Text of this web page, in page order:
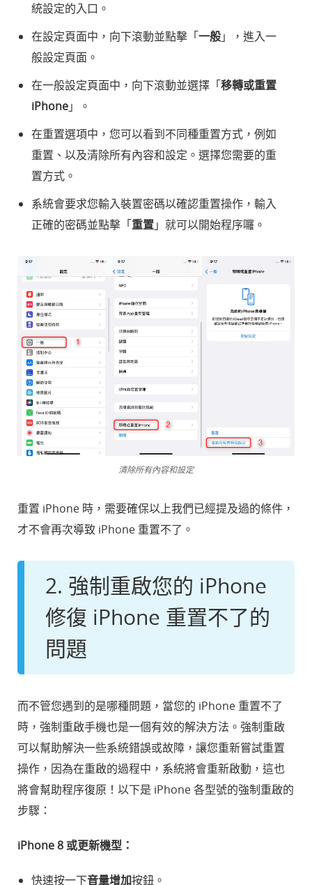
統設定的入口。
在設定頁面中，向下滾動並點擊「一般」，進入一
般設定頁面。
在一般設定頁面中，向下滾動並選擇「移轉或重置
iPhone」。
在重置選項中，您可以看到不同種重置方式，例如
重置、以及清除所有內容和設定。選擇您需要的重
置方式。
系統會要求您輸入裝置密碼以確認重置操作，輸入
正確的密碼並點擊「重置」就可以開始程序囉。
清除所有內容和設定
重置 iPhone 時，需要確保以上我們已經提及過的條件，
才不會再次導致 iPhone 重置不了。
2. 強制重啟您的 iPhone
修復 iPhone 重置不了的
問題
而不管您遇到的是哪種問題，當您的 iPhone 重置不了
時，強制重啟手機也是一個有效的解決方法。強制重啟
可以幫助解決一些系統錯誤或故障，讓您重新嘗試重置
操作，因為在重啟的過程中，系統將會重新啟動，這也
將會幫助程序復原！以下是 iPhone 各型號的強制重啟的
步驟：
iPhone 8 或更新機型：
快速按一下音量增加按鈕。